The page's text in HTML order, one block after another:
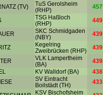
(TV)
TuS Gerolsheim
(RHP)
457
TSG Haßloch
(RHP)
449
SKC Schmidgaden
(NBY)
439
Kegelring
Zweibrücken (RHP)
439
VLK Lampertheim
(BA)
439
KV Walldorf (BA) 438
SV Eintracht
Boilstädt (TH)
433
KSV Bischofsheim